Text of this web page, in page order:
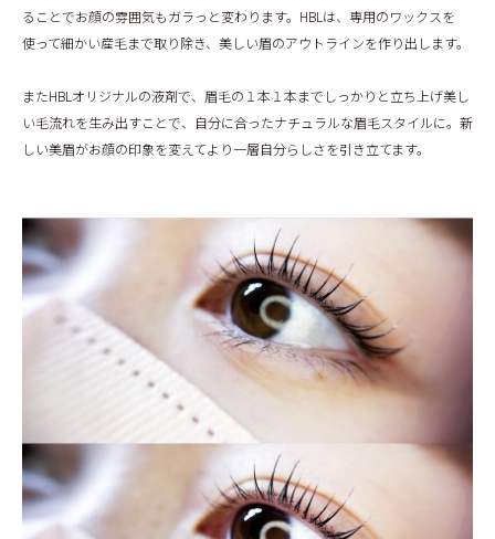
ることでお顔の雰囲気もガラっと変わります。HBLは、専用のワックスを
使って細かい産毛まで取り除き、美しい眉のアウトラインを作り出します。
またHBLオリジナルの液剤で、眉毛の１本１本までしっかりと立ち上げ美し
い毛流れを生み出すことで、自分に合ったナチュラルな眉毛スタイルに。新
しい美眉がお顔の印象を変えてより一層自分らしさを引き立てます。